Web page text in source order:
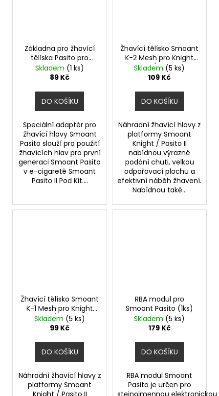
Základna pro žhavící
tělíska Pasito pro
Smoant Pasito II Pod
(1ks)
Skladem (1 ks)
89 Kč
DO KOŠÍKU
Speciální adaptér pro
žhavící hlavy Smoant
Pasito slouží pro použití
žhavících hlav pro první
generaci Smoant Pasito
v e-cigaretě Smoant
Pasito II Pod Kit....
Žhavící tělísko Smoant
K-2 Mesh pro Knight
80W / Pasito II
(0,4ohm) (1ks)
Skladem (5 ks)
109 Kč
DO KOŠÍKU
Náhradní žhavící hlavy z
platformy Smoant
Knight / Pasito II
nabídnou výrazné
podání chuti, velkou
odpařovací plochu a
efektivní náběh žhavení.
Nabídnou také...
Žhavící tělísko Smoant
K-1 Mesh pro Knight
80W / Pasito II
(0,3ohm) (1ks)
Skladem (5 ks)
99 Kč
DO KOŠÍKU
Náhradní žhavící hlavy z
platformy Smoant
RBA modul pro
Smoant Pasito (1ks)
Skladem (5 ks)
179 Kč
DO KOŠÍKU
RBA modul Smoant
Pasito je určen pro